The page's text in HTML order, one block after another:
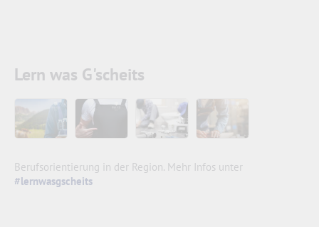
Lern was G'scheits
Berufsorientierung in der Region. Mehr Infos unter
#lernwasgscheits